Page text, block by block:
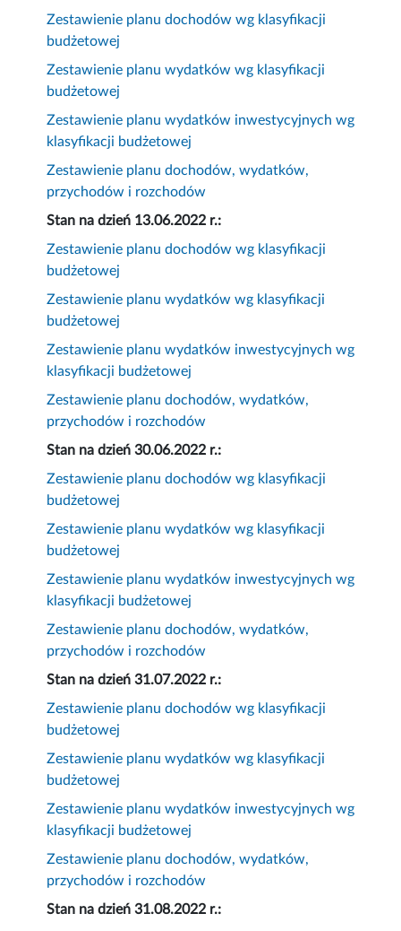
Zestawienie planu dochodów wg klasyfikacji
budżetowej
Zestawienie planu wydatków wg klasyfikacji
budżetowej
Zestawienie planu wydatków inwestycyjnych wg
klasyfikacji budżetowej
Zestawienie planu dochodów, wydatków,
przychodów i rozchodów
Stan na dzień 13.06.2022 r.:
Zestawienie planu dochodów wg klasyfikacji
budżetowej
Zestawienie planu wydatków wg klasyfikacji
budżetowej
Zestawienie planu wydatków inwestycyjnych wg
klasyfikacji budżetowej
Zestawienie planu dochodów, wydatków,
przychodów i rozchodów
Stan na dzień 30.06.2022 r.:
Zestawienie planu dochodów wg klasyfikacji
budżetowej
Zestawienie planu wydatków wg klasyfikacji
budżetowej
Zestawienie planu wydatków inwestycyjnych wg
klasyfikacji budżetowej
Zestawienie planu dochodów, wydatków,
przychodów i rozchodów
Stan na dzień 31.07.2022 r.:
Zestawienie planu dochodów wg klasyfikacji
budżetowej
Zestawienie planu wydatków wg klasyfikacji
budżetowej
Zestawienie planu wydatków inwestycyjnych wg
klasyfikacji budżetowej
Zestawienie planu dochodów, wydatków,
przychodów i rozchodów
Stan na dzień 31.08.2022 r.: